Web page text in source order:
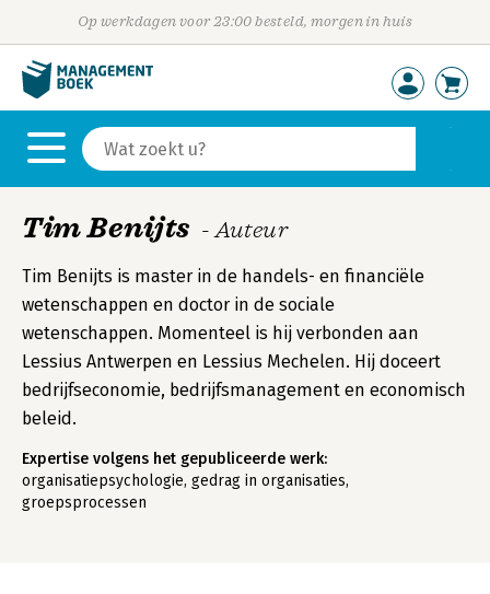
Op werkdagen voor 23:00 besteld, morgen in huis
Tim Benijts - Auteur
Tim Benijts is master in de handels- en financiële
wetenschappen en doctor in de sociale
wetenschappen. Momenteel is hij verbonden aan
Lessius Antwerpen en Lessius Mechelen. Hij doceert
bedrijfseconomie, bedrijfsmanagement en economisch
beleid.
Expertise volgens het gepubliceerde werk:
organisatiepsychologie, gedrag in organisaties,
groepsprocessen